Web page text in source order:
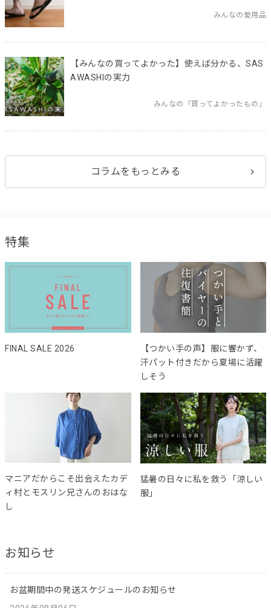
みんなの愛用品
【みんなの買ってよかった】使えば分かる、SAS
AWASHIの実力
みんなの「買ってよかったもの」
コラムをもっとみる
特集
FINAL SALE 2026
【つかい手の声】服に響かず、
汗パット付きだから夏場に活躍
しそう
マニアだからこそ出会えたカデ
ィ村とモスリン兄さんのおはな
し
猛暑の日々に私を救う「涼しい
服」
お知らせ
お盆期間中の発送スケジュールのお知らせ